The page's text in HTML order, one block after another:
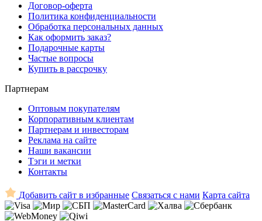
Договор-оферта
Политика конфиденциальности
Обработка персональных данных
Как оформить заказ?
Подарочные карты
Частые вопросы
Купить в рассрочку
Партнерам
Оптовым покупателям
Корпоративным клиентам
Партнерам и инвесторам
Реклама на сайте
Наши вакансии
Тэги и метки
Контакты
Добавить сайт в избранные Связаться с нами Карта сайта